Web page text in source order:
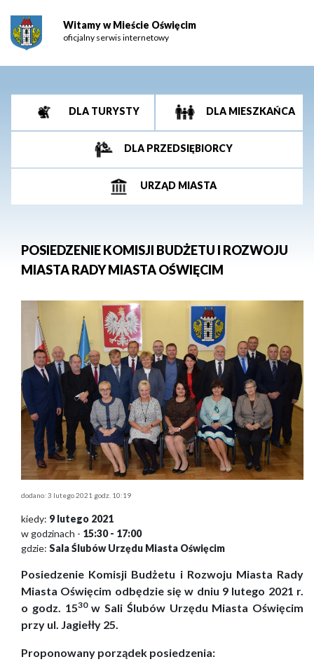
Witamy w Mieście Oświęcim
oficjalny serwis internetowy
DLA TURYSTY DLA MIESZKAŃCA
DLA PRZEDSIĘBIORCY
URZĄD MIASTA
POSIEDZENIE KOMISJI BUDŻETU I ROZWOJU
MIASTA RADY MIASTA OŚWIĘCIM
dodano: 3 lutego 2021 godz. 10:19
kiedy: 9 lutego 2021
w godzinach - 15:30 - 17:00
gdzie: Sala Ślubów Urzędu Miasta Oświęcim
Posiedzenie Komisji Budżetu i Rozwoju Miasta Rady
Miasta Oświęcim odbędzie się w dniu 9 lutego 2021 r.
o godz. 1530w Sali Ślubów Urzędu Miasta Oświęcim
przy ul. Jagiełły 25.
Proponowany porządek posiedzenia: